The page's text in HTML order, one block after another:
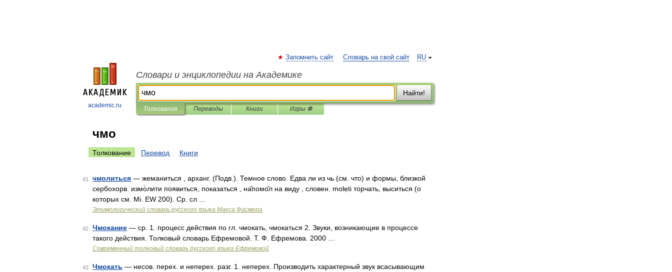
academic.ru
RU
Запомнить сайт Словарь на свой сайт
Словари и энциклопедии на Академике
Найти!
Толкования Переводы Книги Игры ⚽
чмо
Толкование Перевод Книги
41 чмолиться — жеманиться , арханг. (Подв.). Темное слово. Едва ли из чь (см. что) и формы, близкой
сербохорв. измо̀лити появиться, показаться , на̏помо̑л на виду , словен. molẹti торчать, выситься (о
которых см. Мi. ЕW 200). Ср. сл …
Этимологический словарь русского языка Макса Фасмера
42 Чмокание — ср. 1. процесс действия по гл. чмокать, чмокаться 2. Звуки, возникающие в процессе
такого действия. Толковый словарь Ефремовой. Т. Ф. Ефремова. 2000 …
Современный толковый словарь русского языка Ефремовой
43 Чмокать — несов. перех. и неперех. разг. 1. неперех. Производить характерный звук всасывающим